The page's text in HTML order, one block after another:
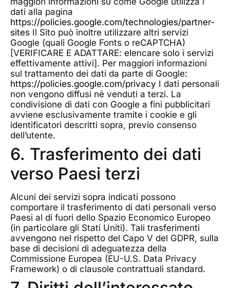
dati alla pagina
https://policies.google.com/technologies/partner-
sites Il Sito può inoltre utilizzare altri servizi
Google (quali Google Fonts o reCAPTCHA)
[VERIFICARE E ADATTARE: elencare solo i servizi
effettivamente attivi]. Per maggiori informazioni
sul trattamento dei dati da parte di Google:
https://policies.google.com/privacy I dati personali
non vengono diffusi né venduti a terzi. La
condivisione di dati con Google a fini pubblicitari
avviene esclusivamente tramite i cookie e gli
identificatori descritti sopra, previo consenso
dell’utente.
6. Trasferimento dei dati
verso Paesi terzi
Alcuni dei servizi sopra indicati possono
comportare il trasferimento di dati personali verso
Paesi al di fuori dello Spazio Economico Europeo
(in particolare gli Stati Uniti). Tali trasferimenti
avvengono nel rispetto del Capo V del GDPR, sulla
base di decisioni di adeguatezza della
Commissione Europea (EU-U.S. Data Privacy
Framework) o di clausole contrattuali standard.